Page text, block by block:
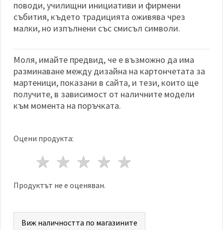
поводи, училищни инициативи и фирмени
събития, където традицията оживява чрез
малки, но изпълнени със смисъл символи.
Моля, имайте предвид, че е възможно да има
разминаване между дизайна на картончетата за
мартеници, показани в сайта, и тези, които ще
получите, в зависимост от наличните модели
към момента на поръчката.
Оцени продукта:
4 звезди
3 звезди
2 звезди
1 звезда
Продуктът не е оценяван.
Виж наличността по магазините